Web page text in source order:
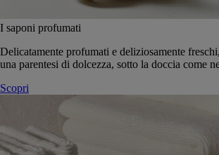
I saponi profumati
Delicatamente profumati e deliziosamente
una parentesi di dolcezza, sotto la doccia come
Scopri